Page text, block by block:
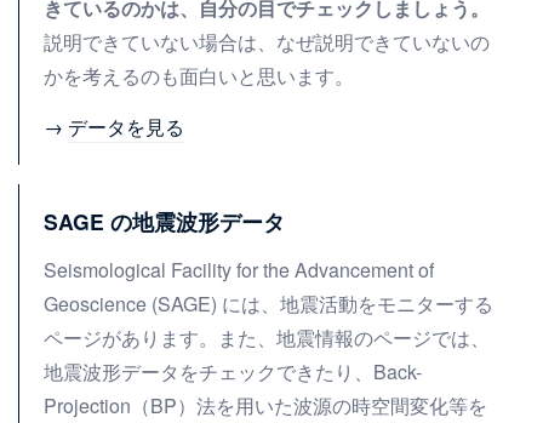
きているのかは、自分の目でチェックしましょう。
説明できていない場合は、なぜ説明できていないの
かを考えるのも面白いと思います。
→ データを見る
SAGE の地震波形データ
Seismological Facility for the Advancement of
Geoscience (SAGE) には、地震活動をモニターする
ページがあります。また、地震情報のページでは、
地震波形データをチェックできたり、Back-
Projection（BP）法を用いた波源の時空間変化等を